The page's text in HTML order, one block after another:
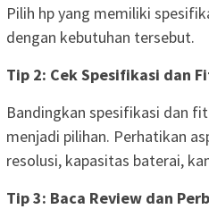
Pilih hp yang memiliki
dengan kebutuhan tersebut.
Tip 2: Cek Spesifikasi dan
Bandingkan spesifikasi dan
menjadi pilihan. Perhatikan
resolusi, kapasitas baterai,
Tip 3: Baca Review dan